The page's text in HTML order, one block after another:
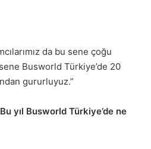
da bu sene çoğu
Busworld Türkiye’de 20
gururluyuz.”
yıl Busworld Türkiye’de ne